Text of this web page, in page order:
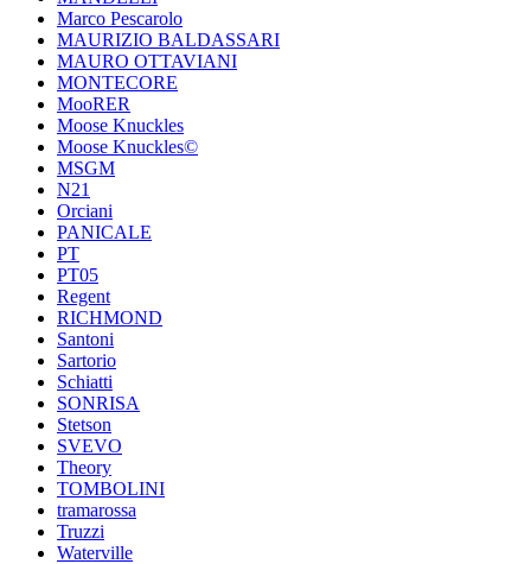
Marco Pescarolo
MAURIZIO BALDASSARI
MAURO OTTAVIANI
MONTECORE
MooRER
Moose Knuckles
Moose Knuckles©️
MSGM
N21
Orciani
PANICALE
PT
PT05
Regent
RICHMOND
Santoni
Sartorio
Schiatti
SONRISA
Stetson
SVEVO
Theory
TOMBOLINI
tramarossa
Truzzi
Waterville